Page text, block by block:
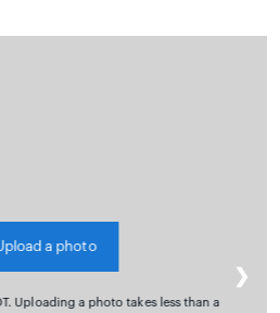
a photo
Uploading a photo takes less than a
❯